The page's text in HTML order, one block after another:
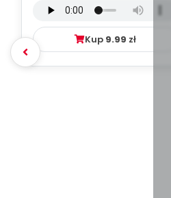
mp3)
Kup 9.99 zł